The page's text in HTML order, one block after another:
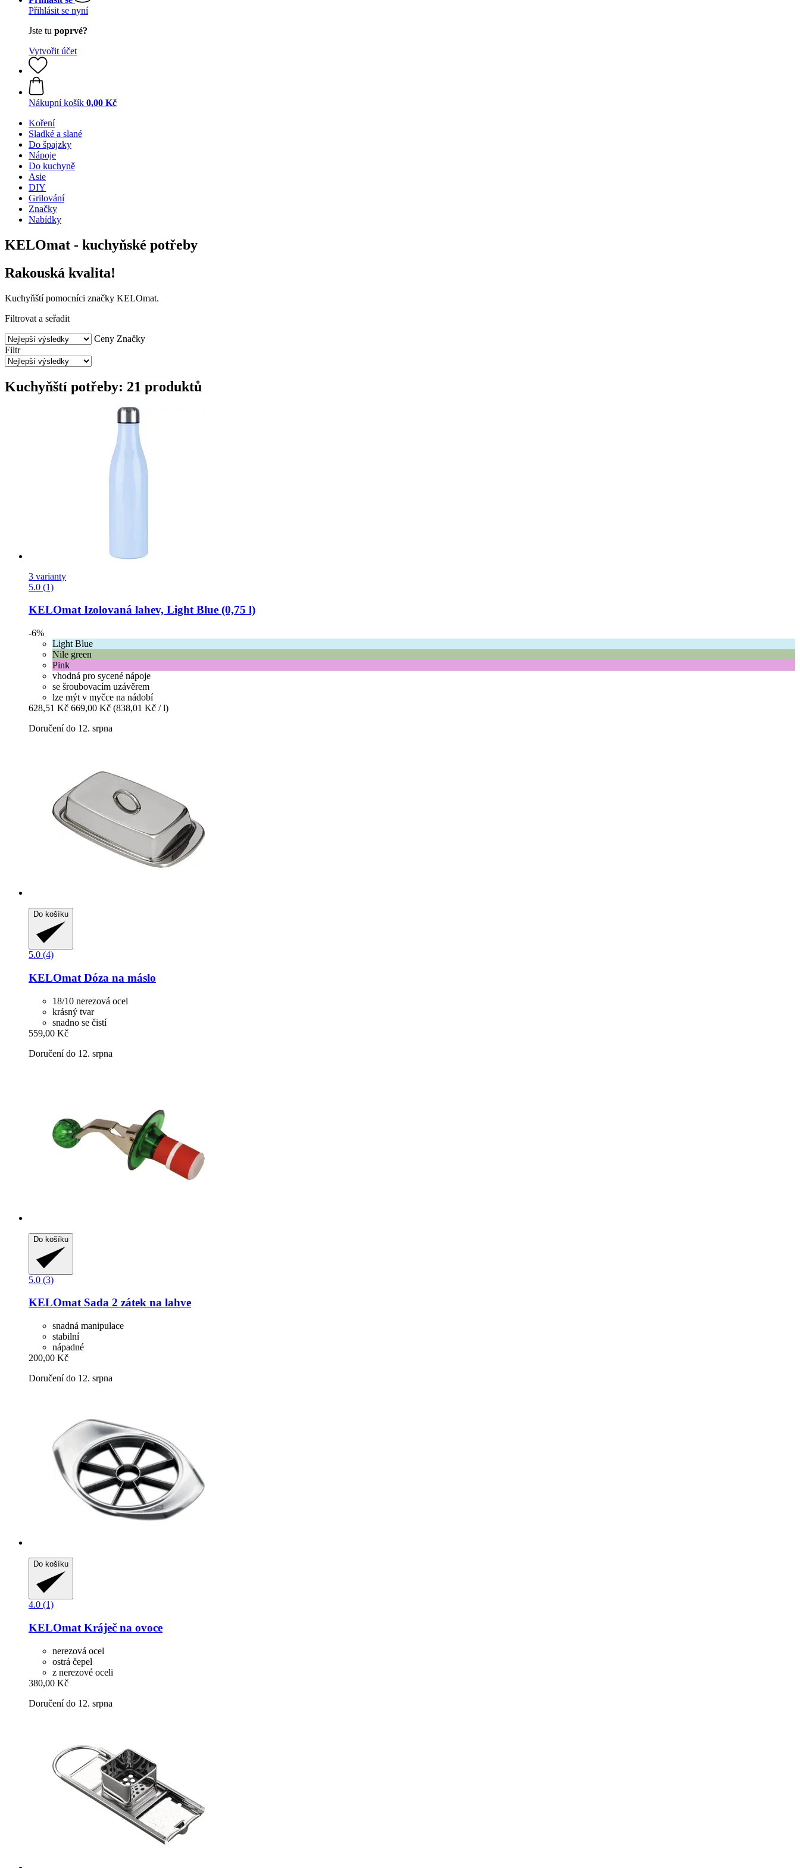
Přihlásit se nyní
Jste tu poprvé?
Vytvořit účet
Nákupní košík 0,00 Kč
Koření
Sladké a slané
Do špajzky
Nápoje
Do kuchyně
Asie
DIY
Grilování
Značky
Nabídky
KELOmat - kuchyňské potřeby
Rakouská kvalita!
Kuchyňští pomocníci značky KELOmat.
Filtrovat a seřadit
Ceny Značky
Filtr
Kuchyňští potřeby: 21 produktů
3 varianty
5.0 (1)
KELOmatIzolovaná lahev, Light Blue (0,75 l)
-6%
Light Blue
Nile green
Pink
vhodná pro sycené nápoje
se šroubovacím uzávěrem
lze mýt v myčce na nádobí
628,51 Kč 669,00 Kč (838,01 Kč / l)
Doručení do 12. srpna
Do košíku
5.0 (4)
KELOmat Dóza na máslo
18/10 nerezová ocel
krásný tvar
snadno se čistí
559,00 Kč
Doručení do 12. srpna
Do košíku
5.0 (3)
KELOmatSada 2 zátek na lahve
snadná manipulace
stabilní
nápadné
200,00 Kč
Doručení do 12. srpna
Do košíku
4.0 (1)
KELOmat Kráječ na ovoce
nerezová ocel
ostrá čepel
z nerezové oceli
380,00 Kč
Doručení do 12. srpna